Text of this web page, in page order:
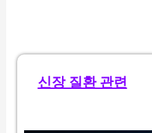
신장 질환 관련